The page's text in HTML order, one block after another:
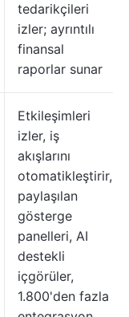
tedarikçileri
izler; ayrıntılı
finansal
raporlar sunar
Etkileşimleri
izler, iş
akışlarını
otomatikleştirir,
paylaşılan
gösterge
panelleri, AI
destekli
içgörüler,
1.800'den fazla